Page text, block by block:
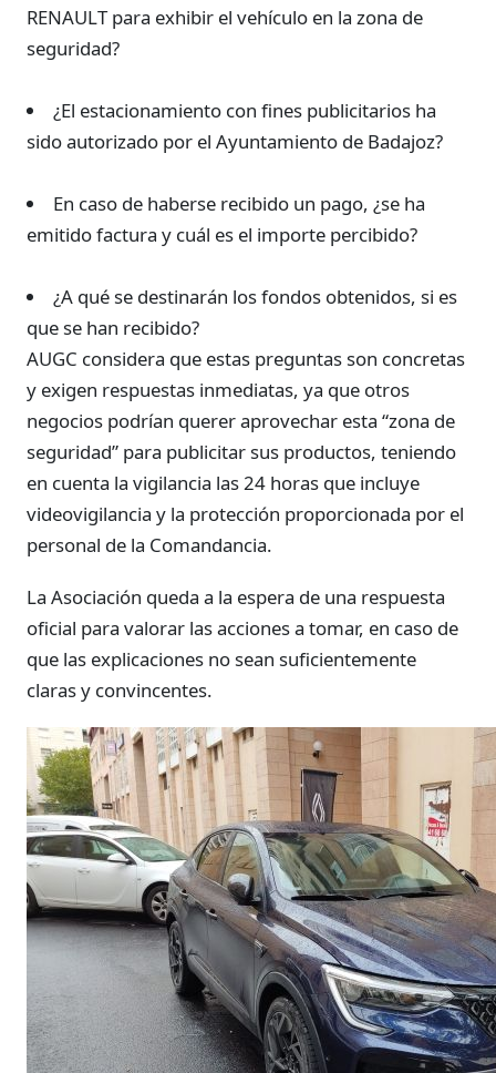
RENAULT para exhibir el vehículo en la zona de
seguridad?
¿El estacionamiento con fines publicitarios ha
sido autorizado por el Ayuntamiento de Badajoz?
En caso de haberse recibido un pago, ¿se ha
emitido factura y cuál es el importe percibido?
¿A qué se destinarán los fondos obtenidos, si es
que se han recibido?
AUGC considera que estas preguntas son concretas
y exigen respuestas inmediatas, ya que otros
negocios podrían querer aprovechar esta “zona de
seguridad” para publicitar sus productos, teniendo
en cuenta la vigilancia las 24 horas que incluye
videovigilancia y la protección proporcionada por el
personal de la Comandancia.
La Asociación queda a la espera de una respuesta
oficial para valorar las acciones a tomar, en caso de
que las explicaciones no sean suficientemente
claras y convincentes.